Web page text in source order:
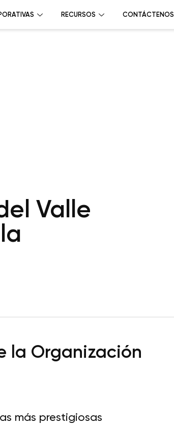
RECURSOS CONTÁCTENOS
Valle
la Organización
más prestigiosas